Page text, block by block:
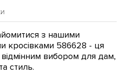
з нашими
кросівками 586628 - ця
вибором для дам,
стиль.